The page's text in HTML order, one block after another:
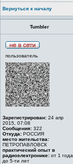
Вернуться к началу
Tumbler
пользователь
Зарегистрирован: 24 апр
2015, 07:08
Сообщения: 322
Откуда: РОССИЯ
место жительства:
ПЕТРОПАВЛОВСК
практический опыт в
радиоэлектронике: от 1 года
до 5-ти лет